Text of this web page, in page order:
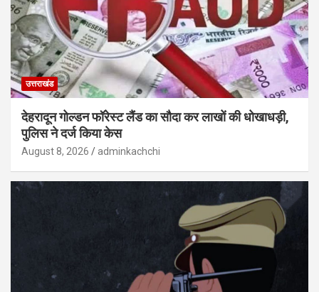
उत्तराखंड
देहरादून गोल्डन फॉरेस्ट लैंड का सौदा कर लाखों की धोखाधड़ी,
पुलिस ने दर्ज किया केस
August 8, 2026 adminkachchi